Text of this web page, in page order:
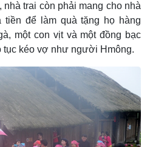
trai còn phải mang cho nhà
để làm quà tặng họ hàng
một con vịt và một đồng bạc
tục kéo vợ như người Hmông.